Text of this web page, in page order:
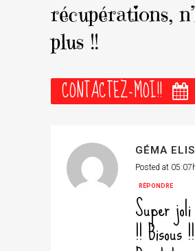
récupérations,
plus !!
CONTACTEZ-MOI!!
GÉMA
Posted at
RÉPONDRE
Super
!! Bisous